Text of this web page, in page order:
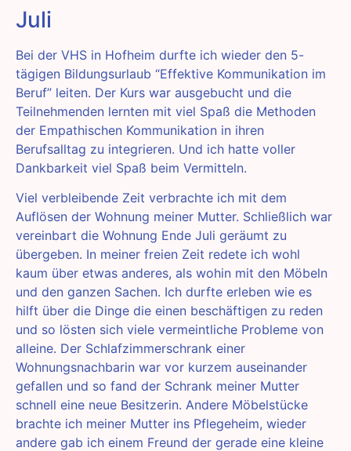
Juli
Bei der VHS in Hofheim durfte ich wieder den 5-
tägigen Bildungsurlaub “Effektive Kommunikation im
Beruf” leiten. Der Kurs war ausgebucht und die
Teilnehmenden lernten mit viel Spaß die Methoden
der Empathischen Kommunikation in ihren
Berufsalltag zu integrieren. Und ich hatte voller
Dankbarkeit viel Spaß beim Vermitteln.
Viel verbleibende Zeit verbrachte ich mit dem
Auflösen der Wohnung meiner Mutter. Schließlich war
vereinbart die Wohnung Ende Juli geräumt zu
übergeben. In meiner freien Zeit redete ich wohl
kaum über etwas anderes, als wohin mit den Möbeln
und den ganzen Sachen. Ich durfte erleben wie es
hilft über die Dinge die einen beschäftigen zu reden
und so lösten sich viele vermeintliche Probleme von
alleine. Der Schlafzimmerschrank einer
Wohnungsnachbarin war vor kurzem auseinander
gefallen und so fand der Schrank meiner Mutter
schnell eine neue Besitzerin. Andere Möbelstücke
brachte ich meiner Mutter ins Pflegeheim, wieder
andere gab ich einem Freund der gerade eine kleine